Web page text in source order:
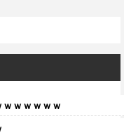
ｗｗｗｗｗｗ